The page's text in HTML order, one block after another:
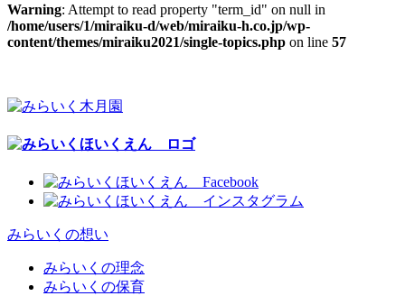
Warning: Attempt to read property "term_id" on null in
/home/users/1/miraiku-d/web/miraiku-h.co.jp/wp-
content/themes/miraiku2021/single-topics.php on line 57
みらいくの想い
みらいくの理念
みらいくの保育